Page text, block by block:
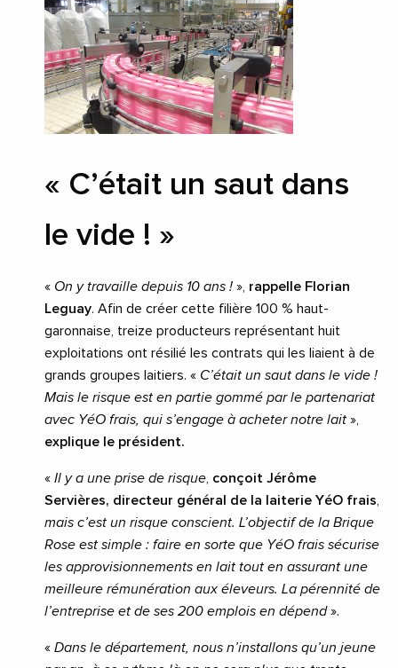
« C’était un saut dans
le vide ! »
« On y travaille depuis 10 ans ! », rappelle Florian
Leguay. Afin de créer cette filière 100 % haut-
garonnaise, treize producteurs représentant huit
exploitations ont résilié les contrats qui les liaient à de
grands groupes laitiers. « C’était un saut dans le vide !
Mais le risque est en partie gommé par le partenariat
avec YéO frais, qui s’engage à acheter notre lait »,
explique le président.
« Il y a une prise de risque conçoit Jérôme
Servières, directeur général de la laiterie YéO frais
mais c’est un risque conscient. L’objectif de la Brique
Rose est simple : faire en sorte que YéO frais sécurise
les approvisionnements en lait tout en assurant une
meilleure rémunération aux éleveurs. La pérennité de
l’entreprise et de ses 200 emplois en dépend».
« Dans le département, nous n’installons qu’un jeune